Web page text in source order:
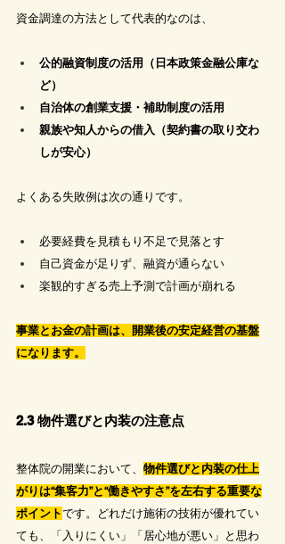
資金調達の方法として代表的なのは、
公的融資制度の活用（日本政策金融公庫な
ど）
自治体の創業支援・補助制度の活用
親族や知人からの借入（契約書の取り交わ
しが安心）
よくある失敗例は次の通りです。
必要経費を見積もり不足で見落とす
自己資金が足りず、融資が通らない
楽観的すぎる売上予測で計画が崩れる
事業とお金の計画は、開業後の安定経営の基盤
になります。
2.3 物件選びと内装の注意点
整体院の開業において、 物件選びと内装の仕上
がりは“集客力”と“働きやすさ”を左右する重要な
ポイントです。どれだけ施術の技術が優れてい
ても、「入りにくい」「居心地が悪い」と思わ